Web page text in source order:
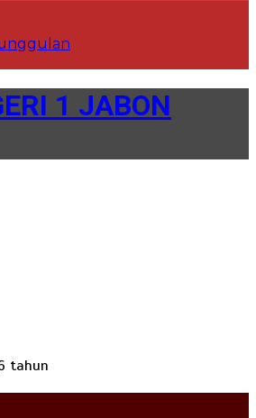
1 JABON
tahun